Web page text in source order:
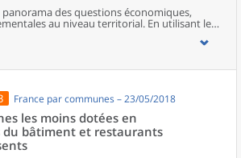
des questions économiques,
au niveau territorial. En utilisant les
en France, sur les forces et faiblesses des
France par communes – 23/05/2018
les moins dotées en
du bâtiment et restaurants